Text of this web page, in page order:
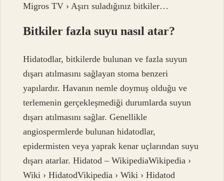
Migros TV › Aşırı suladığınız bitkiler…
Bitkiler fazla suyu nasıl atar?
Hidatodlar, bitkilerde bulunan ve fazla suyun
dışarı atılmasını sağlayan stoma benzeri
yapılardır. Havanın nemle doymuş olduğu ve
terlemenin gerçekleşmediği durumlarda suyun
dışarı atılmasını sağlar. Genellikle
angiospermlerde bulunan hidatodlar,
epidermisten veya yaprak kenar uçlarından suyu
dışarı atarlar. Hidatod – WikipediaWikipedia ›
Wiki › HidatodVikipedia › Wiki › Hidatod